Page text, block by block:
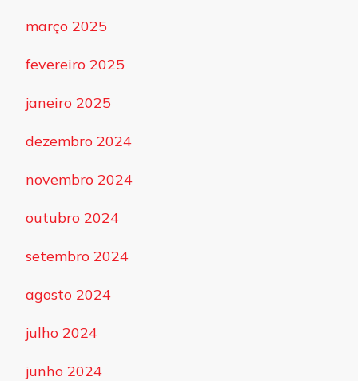
março 2025
fevereiro 2025
janeiro 2025
dezembro 2024
novembro 2024
outubro 2024
setembro 2024
agosto 2024
julho 2024
junho 2024